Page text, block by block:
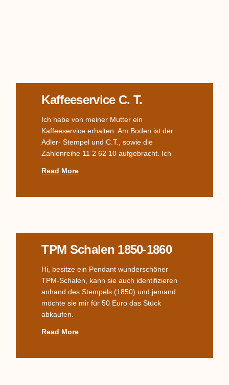
Kaffeeservice C. T.
Ich habe von meiner Mutter ein
Kaffeeservice erhalten. Am Boden ist der
Adler- Stempel und C.T., sowie die
Zahlenreihe 11 2 62 10 aufgebracht. Ich
Read More
TPM Schalen 1850-1860
Hi, besitze ein Pendant wunderschöner
TPM-Schalen, kann sie auch identifizieren
anhand des Stempels (1850) und jemand
möchte sie mir für 50 Euro das Stück
abkaufen.
Read More